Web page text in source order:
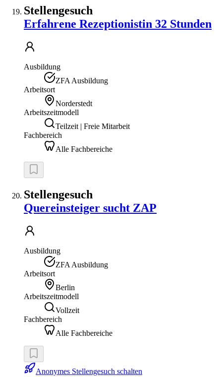
Stellengesuch
Erfahrene Rezeptionistin 32 Stunden
Ausbildung
ZFA Ausbildung
Arbeitsort
Norderstedt
Arbeitszeitmodell
Teilzeit | Freie Mitarbeit
Fachbereich
Alle Fachbereiche
Stellengesuch
Quereinsteiger sucht ZAP
Ausbildung
ZFA Ausbildung
Arbeitsort
Berlin
Arbeitszeitmodell
Vollzeit
Fachbereich
Alle Fachbereiche
Anonymes Stellengesuch schalten